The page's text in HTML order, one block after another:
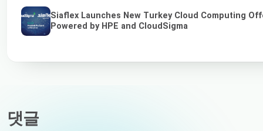
Siaflex Launches New Turkey Cloud Computing
Powered by HPE and CloudSigma
댓글